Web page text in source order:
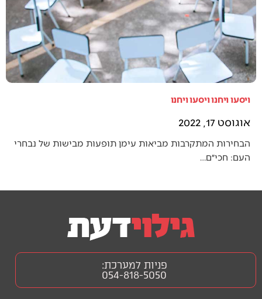
ויסעו ויחנו ויסעו ויחנו
אוגוסט 17, 2022
הבחירות המתקרבות מביאות עימן תופעות מבישות של נבחרי
העם: חכי״ם…
פניות למערכת:
054-818-5050